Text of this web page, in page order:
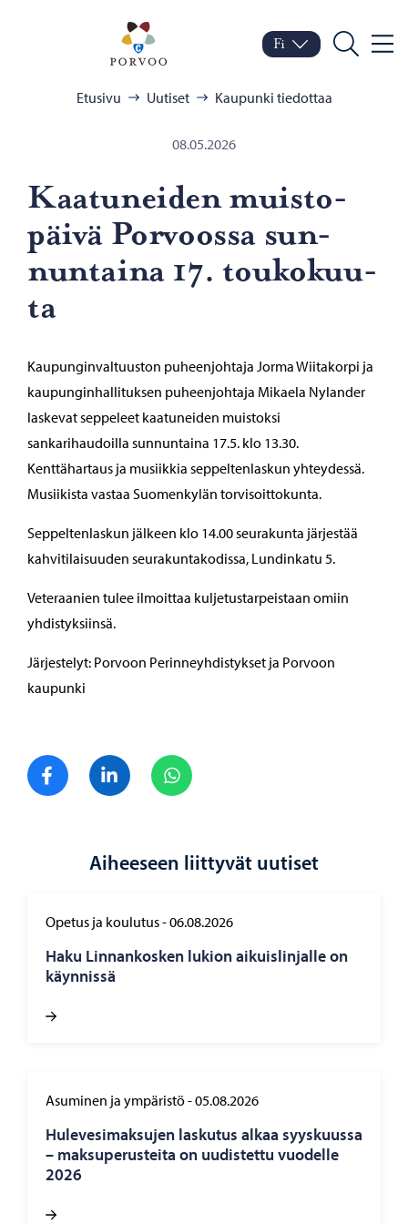
Porvoo – Siirry
Vaihda kieltä
Nykyinen kieli: Suomi
Fi
Hae
Etusivu Uutiset Kaupunki tiedottaa
08.05.2026
Kaa­tu­nei­den muis­to­
päi­vä Por­voos­sa sun­
nun­tai­na 17. tou­ko­kuu­
ta
Kaupunginvaltuuston puheenjohtaja Jorma Wiitakorpi ja
kaupunginhallituksen puheenjohtaja Mikaela Nylander
laskevat seppeleet kaatuneiden muistoksi
sankarihaudoilla sunnuntaina 17.5. klo 13.30.
Kenttähartaus ja musiikkia seppeltenlaskun yhteydessä.
Musiikista vastaa Suomenkylän torvisoittokunta.
Seppeltenlaskun jälkeen klo 14.00 seurakunta järjestää
kahvitilaisuuden seurakuntakodissa, Lundinkatu 5.
Veteraanien tulee ilmoittaa kuljetustarpeistaan omiin
yhdistyksiinsä.
Järjestelyt: Porvoon Perinneyhdistykset ja Porvoon
kaupunki
Jaa FacebookJaa LinkedIn
Aiheeseen liittyvät uutiset
Opetus ja koulutus-06.08.2026
Haku Lin­nan­kos­ken lu­kion ai­kuis­lin­jal­le on
käyn­nis­sä
Asuminen ja ympäristö-05.08.2026
Hu­le­ve­si­mak­su­jen las­ku­tus alkaa syys­kuus­sa
– mak­su­pe­rus­tei­ta on uu­dis­tet­tu vuo­del­le
2026